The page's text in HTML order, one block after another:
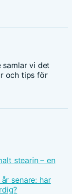
samlar vi det
och tips för
stearin – en